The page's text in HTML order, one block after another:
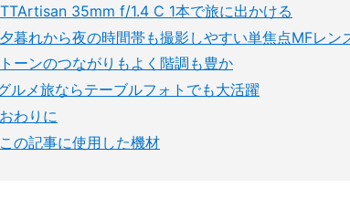
TTArtisan 35mm f/1.4 C 1本で旅に出かける
夕暮れから夜の時間帯も撮影しやすい単焦点MFレン
トーンのつながりもよく階調も豊か
ルメ旅ならテーブルフォトでも大活躍
おわりに
この記事に使用した機材